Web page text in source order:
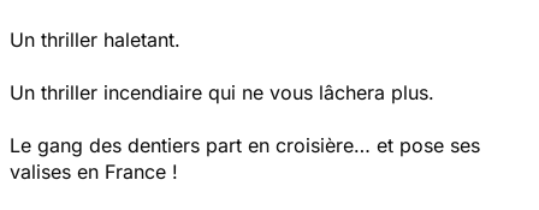
Un thriller haletant.
Un thriller incendiaire qui ne vous lâchera plus.
Le gang des dentiers part en croisière… et pose ses
valises en France !